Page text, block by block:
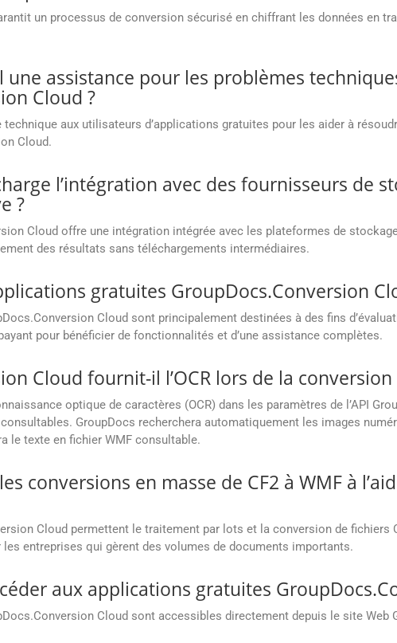
un processus de conversion sécurisé en chiffrant les données en
assistance pour les problèmes
Cloud ?
aux utilisateurs d’applications gratuites pour les aider à
Cloud.
l’intégration avec des fournisseurs de
?
Cloud offre une intégration intégrée avec les plateformes de
des résultats sans téléchargements intermédiaires.
gratuites GroupDocs.Conversion
Cloud sont principalement destinées à des fins
pour bénéficier de fonctionnalités et d’une assistance complètes.
Cloud fournit-il l’OCR lors de la
optique de caractères (OCR) dans les paramètres de l’API
GroupDocs recherchera automatiquement les images
le texte en fichier WMF consultable.
conversions en masse de CF2 à WMF à
Cloud permettent le traitement par lots et la conversion de fichiers
entreprises qui gèrent des volumes de documents importants.
aux applications gratuites
Cloud sont accessibles directement depuis le site